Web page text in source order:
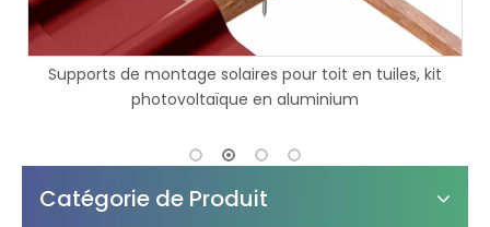
pour toit en tuiles, kit
Les structures de montage de
solaire imperméabilisent le
Catégorie de Produit